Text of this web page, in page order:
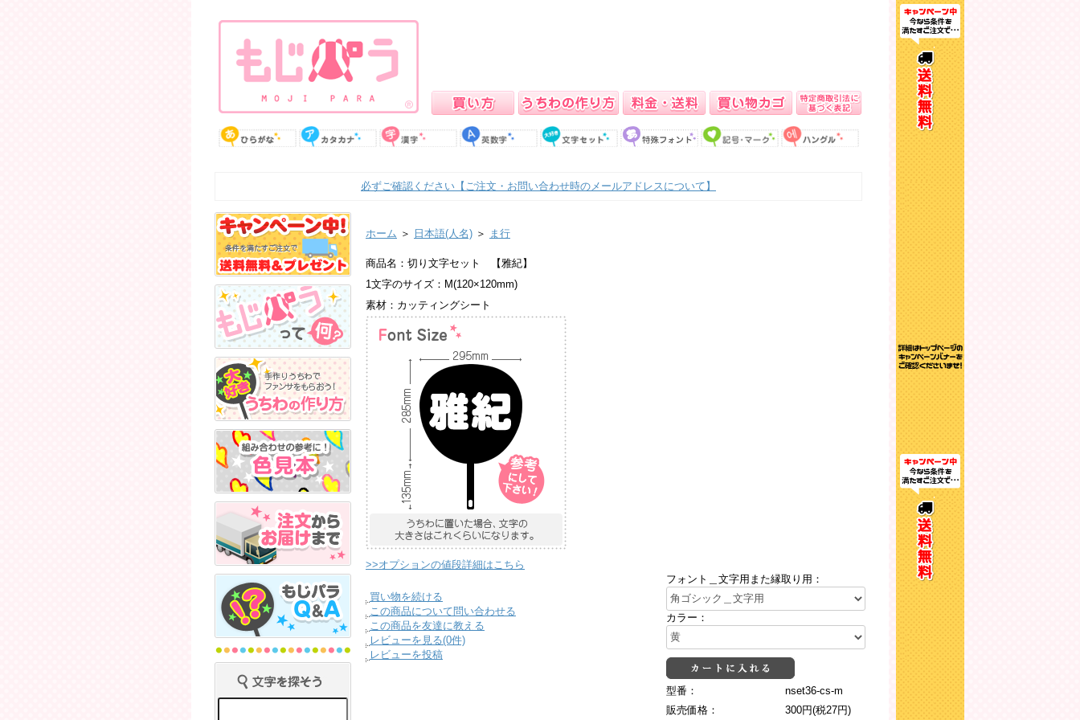
必ずご確認ください【ご注文・お問い合わせ時のメールアドレスについて】
ホーム ＞ 日本語(人名) ＞ ま行
商品名：切り文字セット 【雅紀】
1文字のサイズ：M(120×120mm)
素材：カッティングシート
>>オプションの値段詳細はこちら
フォント＿文字用また縁取り用：
カラー：
型番：
nset36-cs-m
販売価格：
300円(税27円)
買い物を続ける
この商品について問い合わせる
この商品を友達に教える
レビューを見る(0件)
レビューを投稿